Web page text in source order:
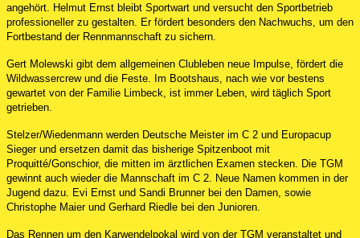
angehört. Helmut Ernst bleibt Sportwart und versucht den Sportbetrieb
professioneller zu gestalten. Er fördert besonders den Nachwuchs, um den
Fortbestand der Rennmannschaft zu sichern.
Gert Molewski gibt dem allgemeinen Clubleben neue Impulse, fördert die
Wildwassercrew und die Feste. Im Bootshaus, nach wie vor bestens
gewartet von der Familie Limbeck, ist immer Leben, wird täglich Sport
getrieben.
Stelzer/Wiedenmann werden Deutsche Meister im C 2 und Europacup
Sieger und ersetzen damit das bisherige Spitzenboot mit
Proquitté/Gonschior, die mitten im ärztlichen Examen stecken. Die TGM
gewinnt auch wieder die Mannschaft im C 2. Neue Namen kommen in der
Jugend dazu. Evi Ernst und Sandi Brunner bei den Damen, sowie
Christophe Maier und Gerhard Riedle bei den Junioren.
Das Rennen um den Karwendelpokal wird von der TGM veranstaltet und